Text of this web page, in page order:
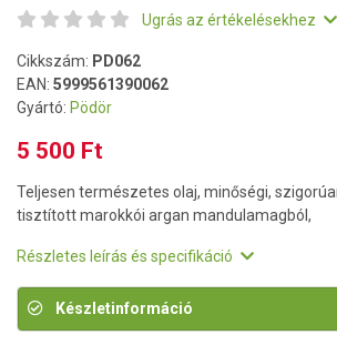
Ugrás az értékelésekhez
Cikkszám: PD062
EAN: 5999561390062
Gyártó: Pödör
5 500 Ft
Teljesen természetes olaj, minőségi,
tisztított marokkói argan mandulamagból,
Részletes leírás és specifikáció
Készletinformáció